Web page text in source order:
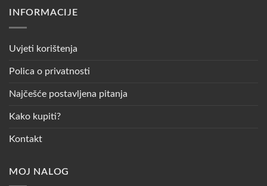
INFORMACIJE
Uvjeti korištenja
Polica o privatnosti
Najčešće postavljena pitanja
Kako kupiti?
Kontakt
MOJ NALOG